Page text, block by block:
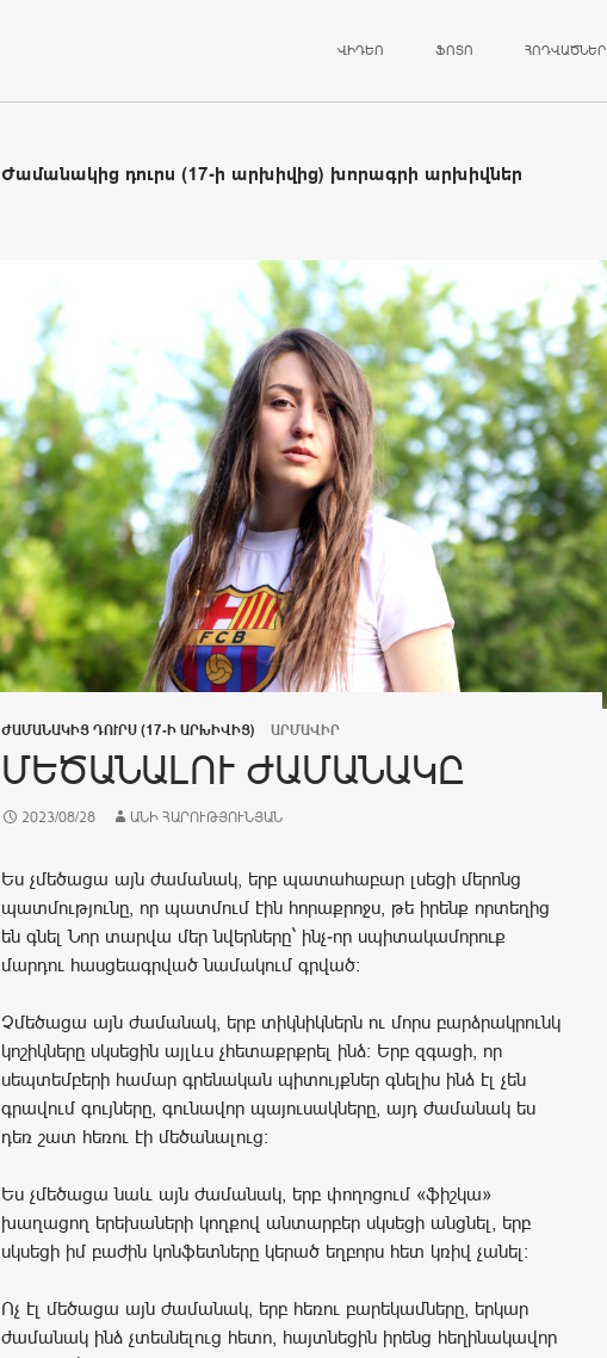
ՎԻԴԵՈ ՖՈՏՈ ՀՈԴՎԱԾՆԵՐ
Ժամանակից դուրս (17-ի արխիվից) խորագրի արխիվներ
ԺԱՄԱՆԱԿԻՑ ԴՈՒՐՍ (17-Ի ԱՐԽԻՎԻՑ) ԱՐՄԱՎԻՐ
ՄԵԾԱՆԱԼՈՒ ԺԱՄԱՆԱԿԸ
2023/08/28 ԱՆԻ ՀԱՐՈՒԹՅՈՒՆՅԱՆ
Ես չմեծացա այն ժամանակ, երբ պատահաբար լսեցի մերոնց
պատմությունը, որ պատմում էին հորաքրոջս, թե իրենք որտեղից
են գնել Նոր տարվա մեր նվերները` ինչ-որ սպիտակամորուք
մարդու հասցեագրված նամակում գրված:
Չմեծացա այն ժամանակ, երբ տիկնիկներն ու մորս բարձրակրունկ
կոշիկները սկսեցին այլևս չհետաքրքրել ինձ: Երբ զգացի, որ
սեպտեմբերի համար գրենական պիտույքներ գնելիս ինձ էլ չեն
գրավում գույները, գունավոր պայուսակները, այդ ժամանակ ես
դեռ շատ հեռու էի մեծանալուց:
Ես չմեծացա նաև այն ժամանակ, երբ փողոցում «ֆիշկա»
խաղացող երեխաների կողքով անտարբեր սկսեցի անցնել, երբ
սկսեցի իմ բաժին կոնֆետները կերած եղբորս հետ կռիվ չանել:
Ոչ էլ մեծացա այն ժամանակ, երբ հեռու բարեկամները, երկար
ժամանակ ինձ չտեսնելուց հետո, հայտնեցին իրենց հեղինակավոր